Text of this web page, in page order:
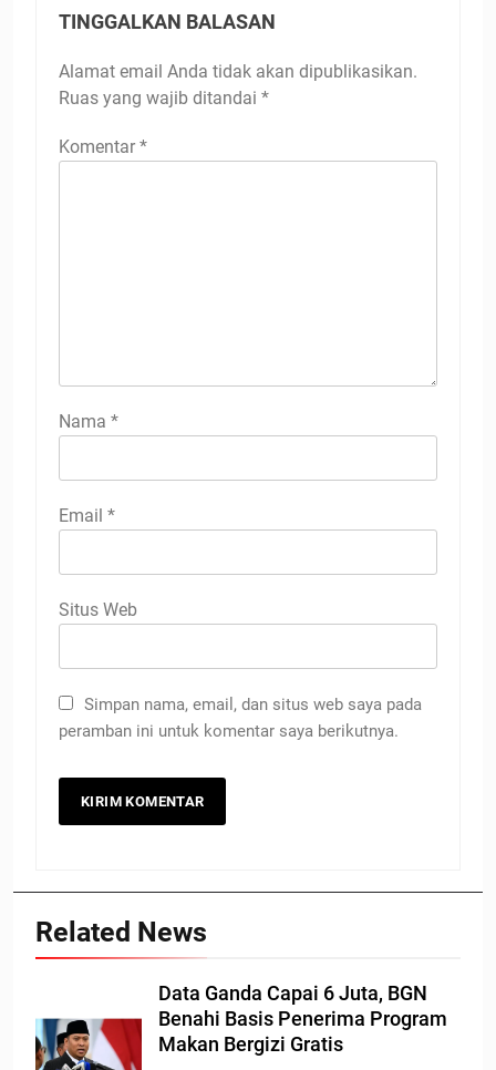
TINGGALKAN BALASAN
Alamat email Anda tidak akan dipublikasikan.
Ruas yang wajib ditandai *
Komentar *
Nama *
Email *
Situs Web
Simpan nama, email, dan situs web saya pada
peramban ini untuk komentar saya berikutnya.
Related News
Data Ganda Capai 6 Juta, BGN
Benahi Basis Penerima Program
Makan Bergizi Gratis